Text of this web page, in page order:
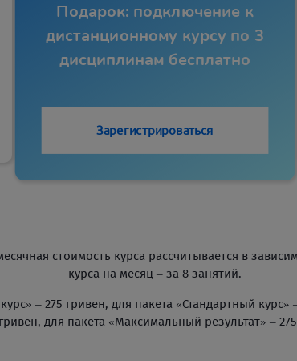
Подарок: подключение к
дистанционному курсу по 3
дисциплинам бесплатно
Зарегистрироваться
стоимость курса рассчитывается в
курса на месяц – за 8 занятий.
– 275 гривен, для пакета «Стандартный
для пакета «Максимальный результат» –